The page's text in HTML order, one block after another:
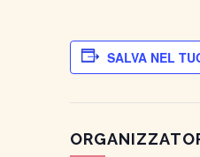
SALVA NEL